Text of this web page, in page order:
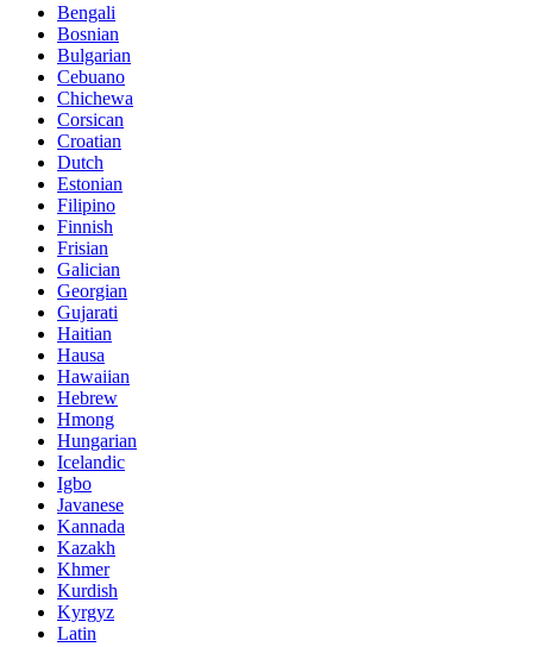
Bengali
Bosnian
Bulgarian
Cebuano
Chichewa
Corsican
Croatian
Dutch
Estonian
Filipino
Finnish
Frisian
Galician
Georgian
Gujarati
Haitian
Hausa
Hawaiian
Hebrew
Hmong
Hungarian
Icelandic
Igbo
Javanese
Kannada
Kazakh
Khmer
Kurdish
Kyrgyz
Latin